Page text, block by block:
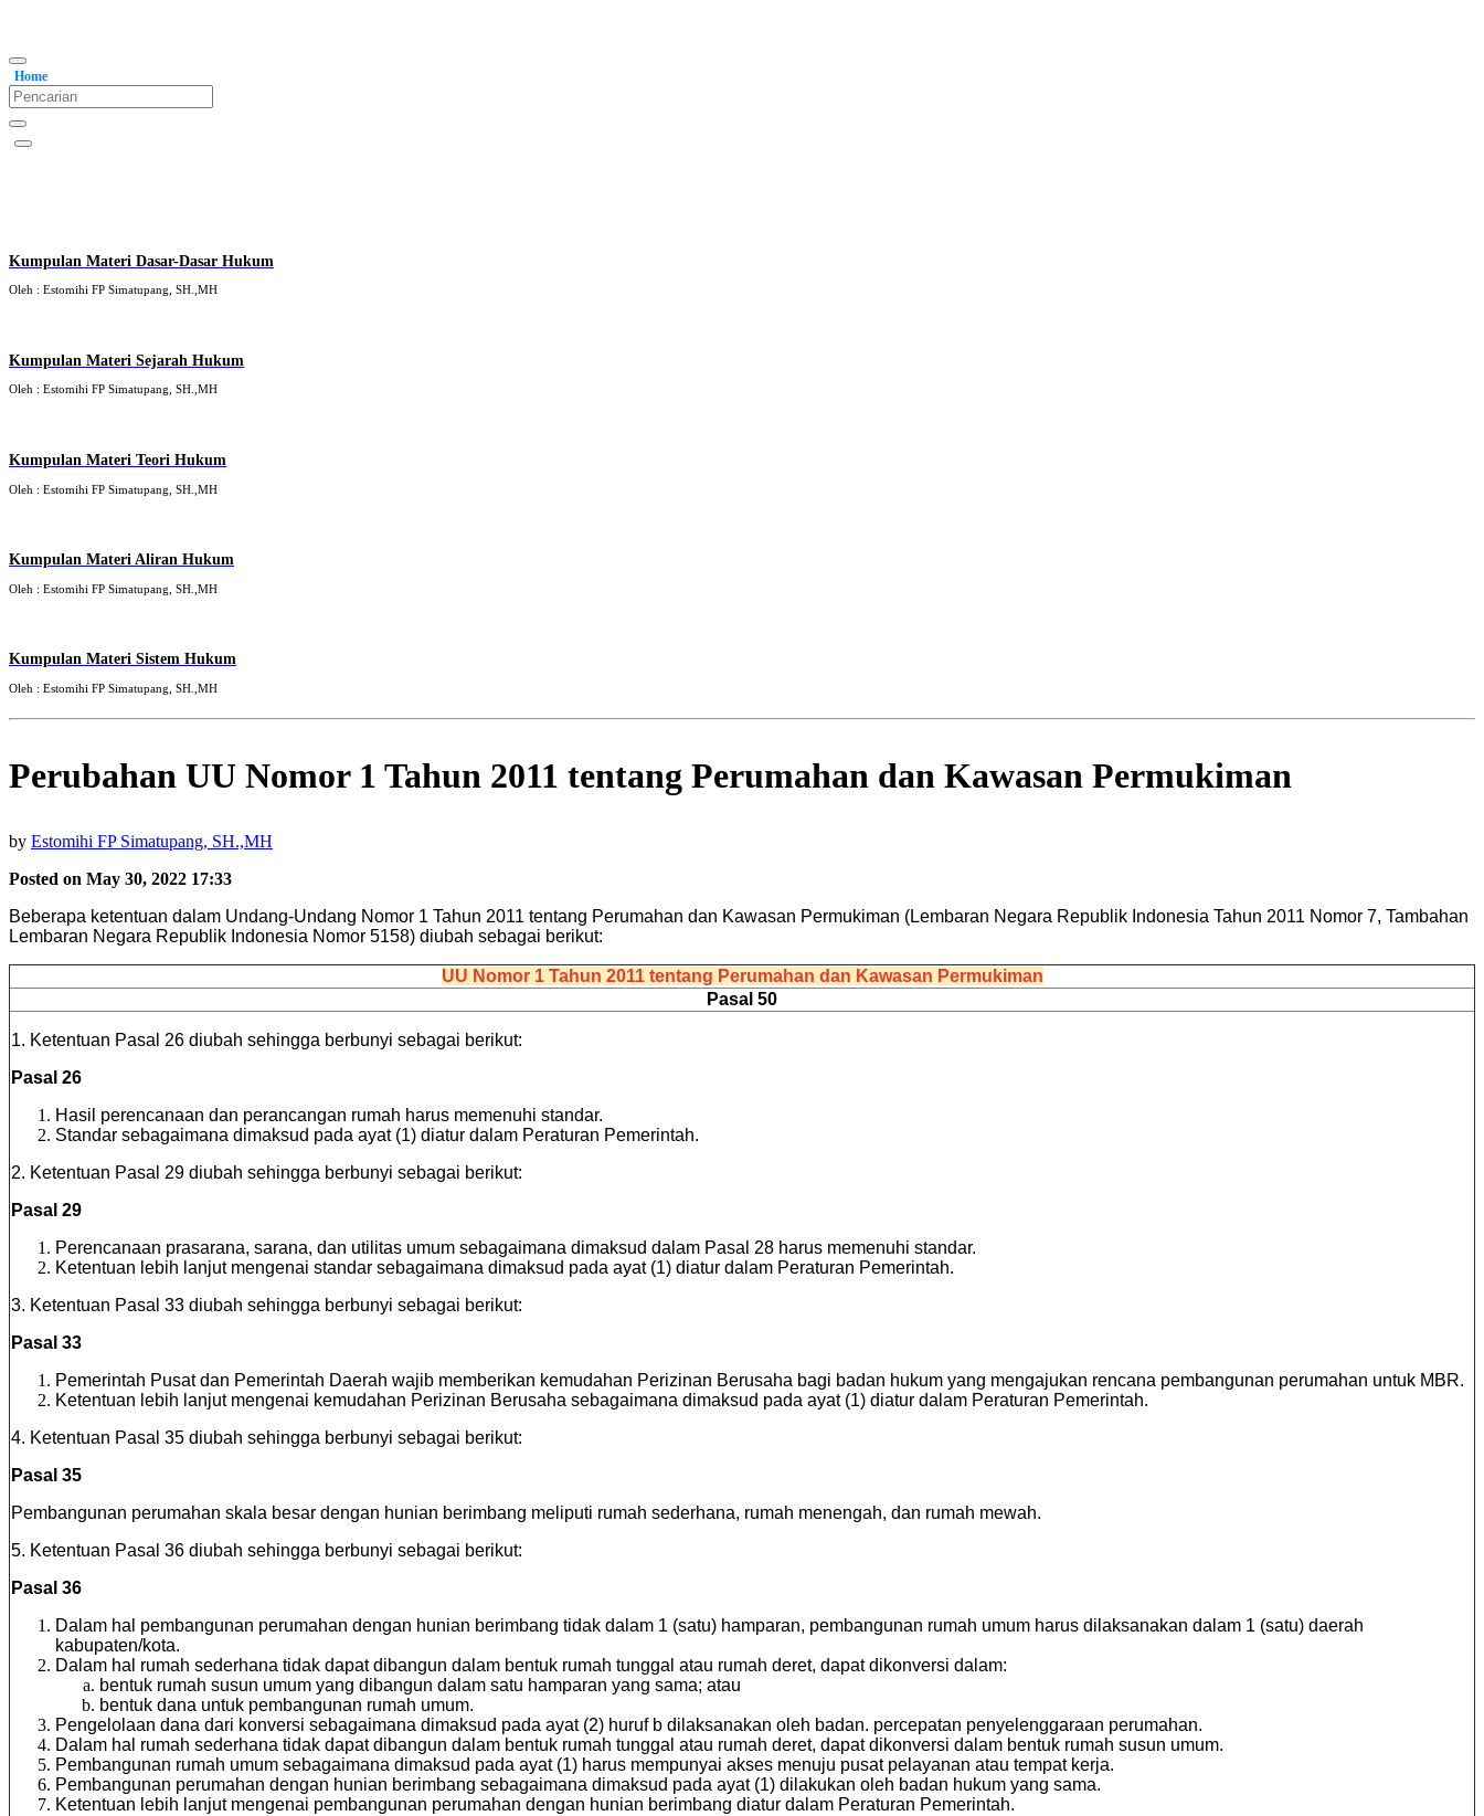
Home
Kumpulan Materi Dasar-Dasar Hukum
Oleh : Estomihi FP Simatupang, SH.,MH
Kumpulan Materi Sejarah Hukum
Oleh : Estomihi FP Simatupang, SH.,MH
Kumpulan Materi Teori Hukum
Oleh : Estomihi FP Simatupang, SH.,MH
Kumpulan Materi Aliran Hukum
Oleh : Estomihi FP Simatupang, SH.,MH
Kumpulan Materi Sistem Hukum
Oleh : Estomihi FP Simatupang, SH.,MH
Perubahan UU Nomor 1 Tahun 2011 tentang Perumahan dan Kawasan Permukiman
by Estomihi FP Simatupang, SH.,MH
Posted on May 30, 2022 17:33
Beberapa ketentuan dalam Undang-Undang Nomor 1 Tahun 2011 tentang Perumahan dan Kawasan Permukiman (Lembaran Negara Republik Indonesia Tahun 2011 Nomor 7, Tambahan
Lembaran Negara Republik Indonesia Nomor 5158) diubah sebagai berikut:
UU Nomor 1 Tahun 2011 tentang Perumahan dan Kawasan Permukiman
Pasal 50
1. Ketentuan Pasal 26 diubah sehingga berbunyi sebagai berikut:
Pasal 26
Hasil perencanaan dan perancangan rumah harus memenuhi standar.
Standar sebagaimana dimaksud pada ayat (1) diatur dalam Peraturan Pemerintah.
2. Ketentuan Pasal 29 diubah sehingga berbunyi sebagai berikut:
Pasal 29
Perencanaan prasarana, sarana, dan utilitas umum sebagaimana dimaksud dalam Pasal 28 harus memenuhi standar.
Ketentuan lebih lanjut mengenai standar sebagaimana dimaksud pada ayat (1) diatur dalam Peraturan Pemerintah.
3. Ketentuan Pasal 33 diubah sehingga berbunyi sebagai berikut:
Pasal 33
Pemerintah Pusat dan Pemerintah Daerah wajib memberikan kemudahan Perizinan Berusaha bagi badan hukum yang mengajukan rencana pembangunan perumahan untuk MBR.
Ketentuan lebih lanjut mengenai kemudahan Perizinan Berusaha sebagaimana dimaksud pada ayat (1) diatur dalam Peraturan Pemerintah.
4. Ketentuan Pasal 35 diubah sehingga berbunyi sebagai berikut:
Pasal 35
Pembangunan perumahan skala besar dengan hunian berimbang meliputi rumah sederhana, rumah menengah, dan rumah mewah.
5. Ketentuan Pasal 36 diubah sehingga berbunyi sebagai berikut:
Pasal 36
Dalam hal pembangunan perumahan dengan hunian berimbang tidak dalam 1 (satu) hamparan, pembangunan rumah umum harus dilaksanakan dalam 1 (satu) daerah
kabupaten/kota.
Dalam hal rumah sederhana tidak dapat dibangun dalam bentuk rumah tunggal atau rumah deret, dapat dikonversi dalam:
bentuk rumah susun umum yang dibangun dalam satu hamparan yang sama; atau
bentuk dana untuk pembangunan rumah umum.
Pengelolaan dana dari konversi sebagaimana dimaksud pada ayat (2) huruf b dilaksanakan oleh badan. percepatan penyelenggaraan perumahan.
Dalam hal rumah sederhana tidak dapat dibangun dalam bentuk rumah tunggal atau rumah deret, dapat dikonversi dalam bentuk rumah susun umum.
Pembangunan rumah umum sebagaimana dimaksud pada ayat (1) harus mempunyai akses menuju pusat pelayanan atau tempat kerja.
Pembangunan perumahan dengan hunian berimbang sebagaimana dimaksud pada ayat (1) dilakukan oleh badan hukum yang sama.
Ketentuan lebih lanjut mengenai pembangunan perumahan dengan hunian berimbang diatur dalam Peraturan Pemerintah.